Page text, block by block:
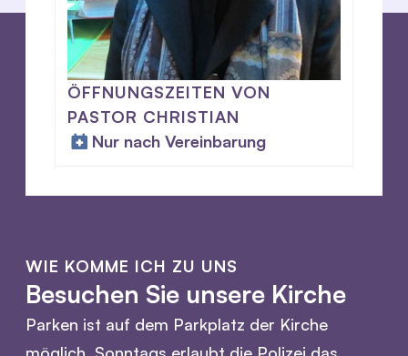
ÖFFNUNGSZEITEN VON
PASTOR CHRISTIAN
Nur nach Vereinbarung
WIE KOMME ICH ZU UNS
Besuchen Sie unsere Kirche
Parken ist auf dem Parkplatz der Kirche
möglich. Sonntags erlaubt die Polizei das